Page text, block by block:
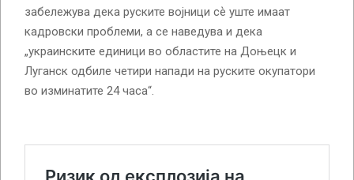
забележува дека руските војници сѐ уште имаат
кадровски проблеми, а се наведува и дека
„украинските единици во областите на Доњецк и
Луганск одбиле четири напади на руските окупатори
во изминатите 24 часа“.